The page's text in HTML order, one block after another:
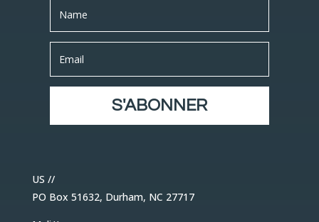
S'ABONNER
US //
PO Box 51632, Durham, NC 27717